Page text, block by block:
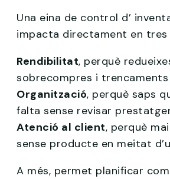
Una eina de control d’
impacta directament en tres
Rendibilitat, perquè
sobrecompres i trencaments
Organització, perquè saps
falta sense revisar
Atenció al client, perquè
sense producte en meitat
A més, permet planificar